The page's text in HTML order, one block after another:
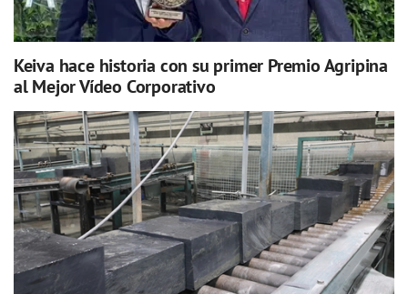
Keiva hace historia con su primer Premio Agripina
al Mejor Vídeo Corporativo